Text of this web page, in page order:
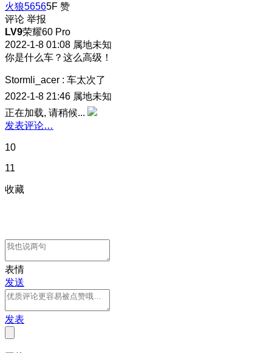
火狼56565F 赞
评论 举报
LV9荣耀60 Pro
2022-1-8 01:08 属地未知
你是什么车？这么高级！
Stormli_acer : 车太次了
2022-1-8 21:46 属地未知
正在加载, 请稍候...
发表评论…
10
11
收藏
表情
发送
发表